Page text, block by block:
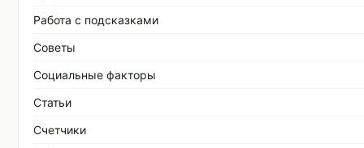
Работа с подсказками
Советы
Социальные факторы
Статьи
Счетчики